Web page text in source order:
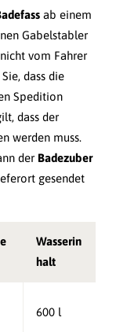
ab einem
Gabelstabler
vom Fahrer
dass die
Spedition
dass der
werden muss.
der Badezuber
gesendet
Wasserin
halt
600 l